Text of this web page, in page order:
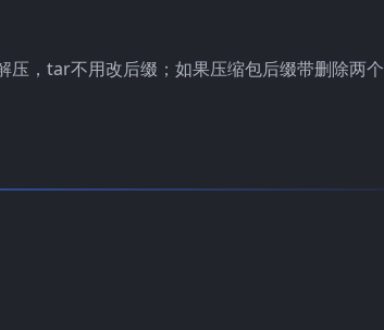
，tar不用改后缀；如果压缩包后缀带删除两个